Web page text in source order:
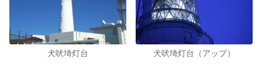
犬吠埼灯台 犬吠埼灯台（アップ）